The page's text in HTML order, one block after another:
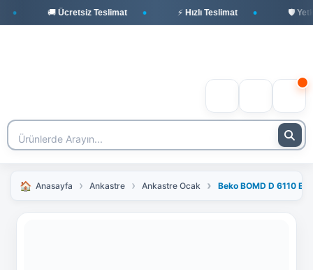
🚚 Ücretsiz Teslimat ⚡ Hızlı Teslimat 🛡️ Yetkili
Anasayfa Ankastre Ankastre Ocak Beko BOMD D 6110 EI